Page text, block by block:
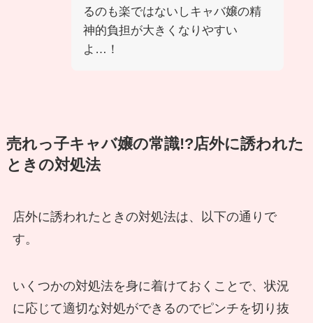
るのも楽ではないしキャバ嬢の精
神的負担が大きくなりやすい
よ…！
売れっ子キャバ嬢の常識!?店外に誘われた
ときの対処法
店外に誘われたときの対処法は、以下の通りで
す。
いくつかの対処法を身に着けておくことで、状況
に応じて適切な対処ができるのでピンチを切り抜